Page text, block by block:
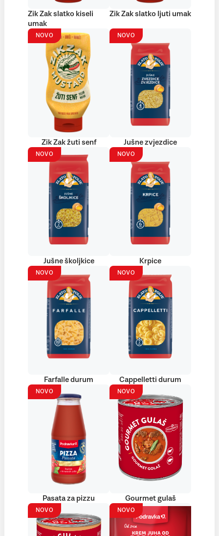
Zik Zak slatko kiseli
umak
Zik Zak slatko ljuti umak
NOVO
Zik Zak žuti senf
NOVO
Jušne zvjezdice
NOVO
Jušne školjkice
NOVO
Krpice
NOVO
Farfalle durum
NOVO
Cappelletti durum
NOVO
Pasata za pizzu
NOVO
Gourmet gulaš
NOVO NOVO